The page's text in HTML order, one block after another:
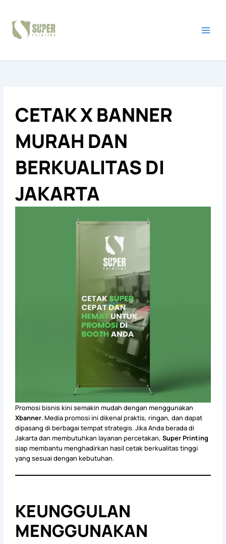
content
CETAK X BANNER
MURAH DAN
BERKUALITAS DI
JAKARTA
Promosi bisnis kini semakin mudah dengan menggunakan
Xbanner. Media promosi ini dikenal praktis, ringan, dan dapat
dipasang di berbagai tempat strategis. Jika Anda berada di
Jakarta dan membutuhkan layanan percetakan, Super Printing
siap membantu menghadirkan hasil cetak berkualitas tinggi
yang sesuai dengan kebutuhan.
KEUNGGULAN
MENGGUNAKAN